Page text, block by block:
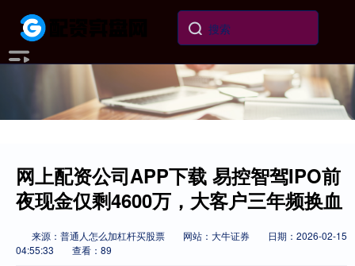
网上配资公司APP下载 易控智驾IPO前
夜现金仅剩4600万，大客户三年频换血
来源：普通人怎么加杠杆买股票 网站：大牛证券
日期：2026-02-15
04:55:33
查看：89